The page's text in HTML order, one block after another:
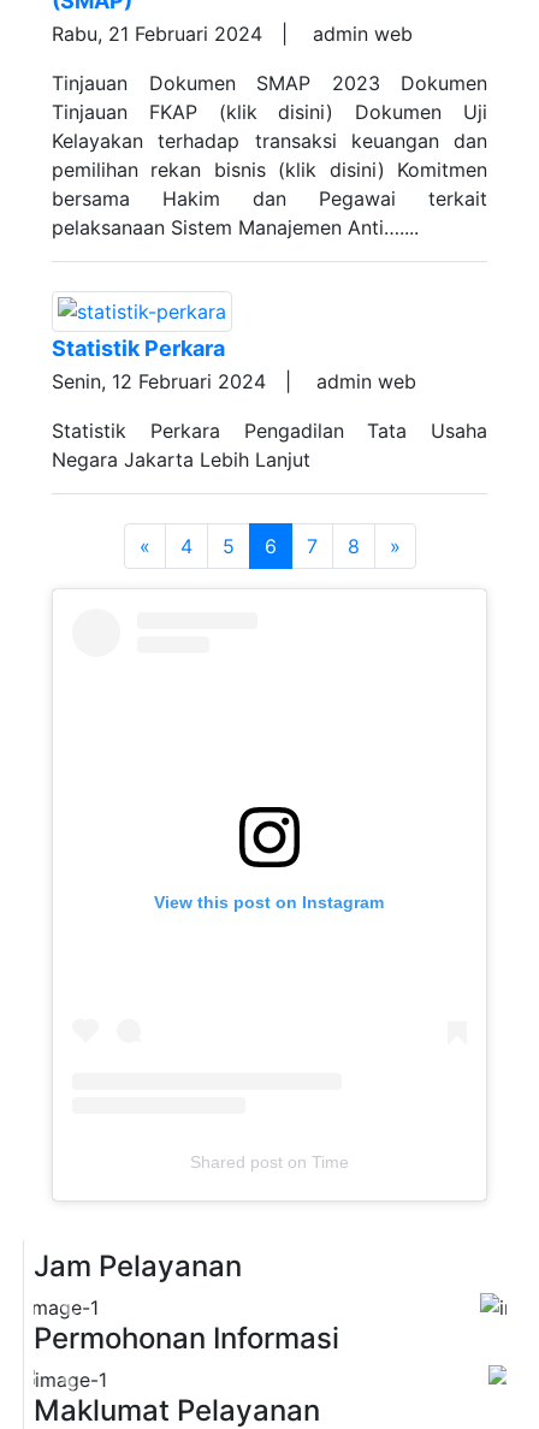
Rabu, 21 Februari 2024 | admin web
Tinjauan Dokumen SMAP 2023 Dokumen
Tinjauan FKAP (klik disini) Dokumen Uji
Kelayakan terhadap transaksi keuangan dan
pemilihan rekan bisnis (klik disini) Komitmen
bersama Hakim dan Pegawai terkait
pelaksanaan Sistem Manajemen Anti…....
Statistik Perkara
Senin, 12 Februari 2024 | admin web
Statistik Perkara Pengadilan Tata Usaha
Negara Jakarta Lebih Lanjut
« 4 5 6 7 8 »
View this post on Instagram
Shared poston Time
Jam Pelayanan
Previous Next
Permohonan Informasi
Previous Next
Maklumat Pelayanan